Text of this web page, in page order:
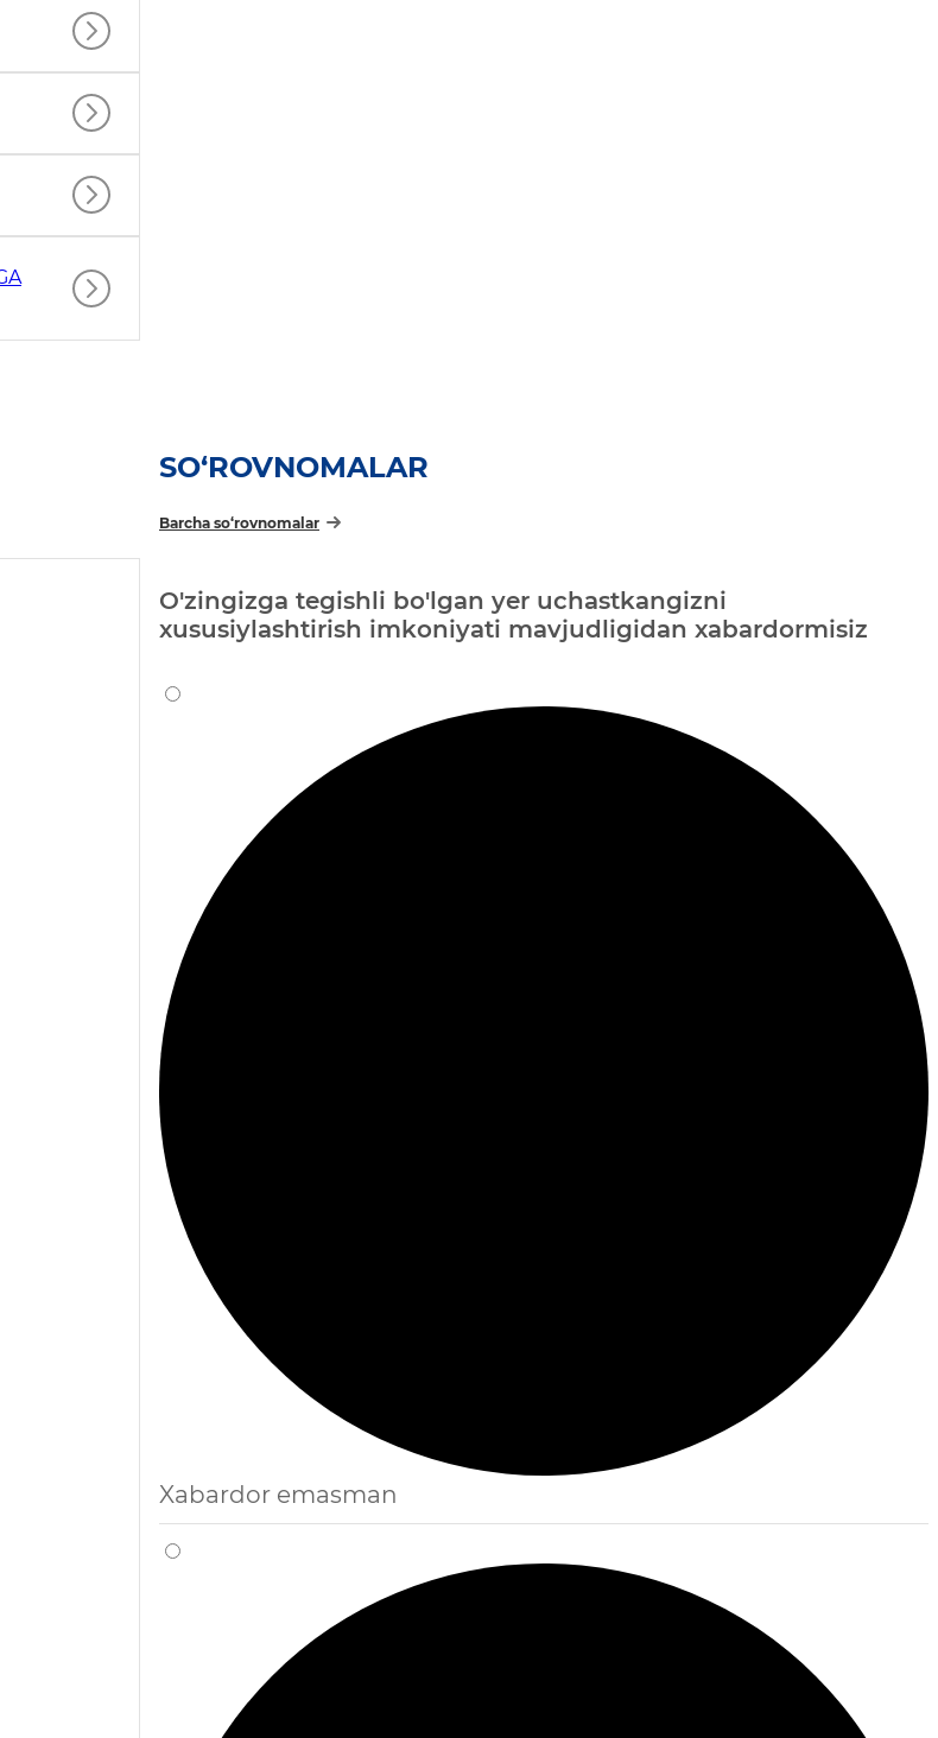
SO‘ROVNOMALAR
Barcha so‘rovnomalar
O'zingizga tegishli bo'lgan yer uchastkangizni
xususiylashtirish imkoniyati mavjudligidan xabardormisiz
Xabardor emasman